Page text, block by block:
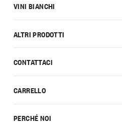
CONTATTACI
CARRELLO
PERCHÉ NOI
VINI BIANCHI
ALTRI PRODOTTI